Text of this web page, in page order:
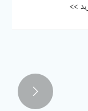
إلى أدنى
